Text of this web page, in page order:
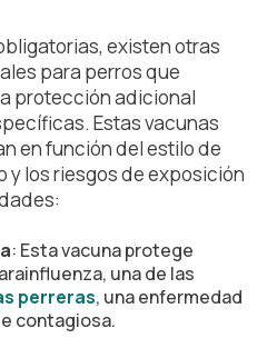
existen otras
para perros que
protección adicional
Estas vacunas
en función del estilo de
y los riesgos de exposición
: Esta vacuna protege
una de las
perreras, una enfermedad
contagiosa.